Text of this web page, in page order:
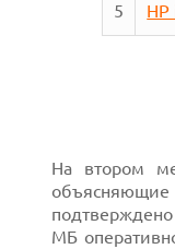
5 HP
На втором
объясняющие
МБ
Next